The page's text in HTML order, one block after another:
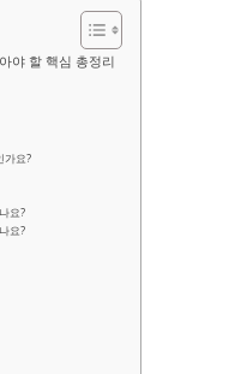
야 할 핵심 총정리
가요?
요?
요?